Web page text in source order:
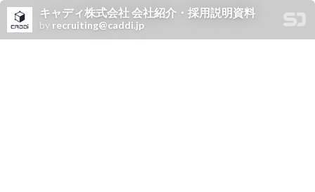
キャディ株式会社 会社紹介・採用説明資料
by recruiting@caddi.jp